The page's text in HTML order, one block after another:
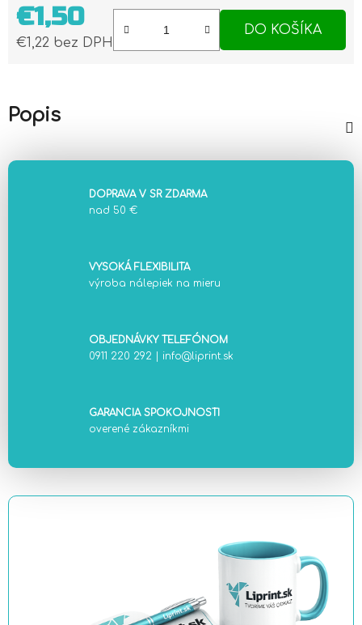
€1,50
€1,22 bez DPH
DO KOŠÍKA
Popis
DOPRAVA V SR ZDARMA
nad 50 €
VYSOKÁ FLEXIBILITA
výroba nálepiek na mieru
OBJEDNÁVKY TELEFÓNOM
0911 220 292
info@liprint.sk
GARANCIA SPOKOJNOSTI
overené zákazníkmi